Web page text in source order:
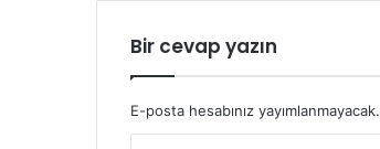
Bir cevap yazın
E-posta hesabınız yayımlanmayacak.